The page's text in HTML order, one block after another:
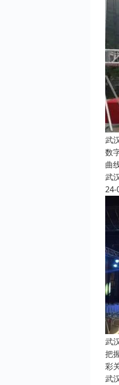
武
数
曲
武
24-
武
把
彩
武